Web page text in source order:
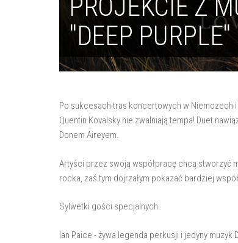
PROJEKCIE Z
"DEEP PURPLE"
Po sukcesach tras koncertowych w Niemczech
Quentin Kovalsky nie zwalniają tempa! Duet
Donem Aireyem.
Artyści przez swoją współpracę chcą stworzyć
rocka, zaś tym dojrzałym pokazać bardziej
Sylwetki gości specjalnych:
Ian Paice - żywa legenda perkusji i jedyny